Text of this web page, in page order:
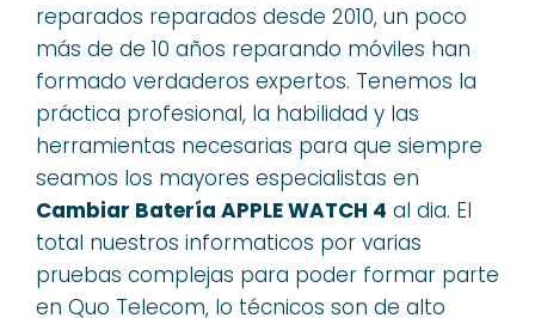
reparados reparados desde 2010, un poco
más de de 10 años reparando móviles han
formado verdaderos expertos. Tenemos la
práctica profesional, la habilidad y las
herramientas necesarias para que siempre
seamos los mayores especialistas en
Cambiar Batería APPLE WATCH 4 al dia. El
total nuestros informaticos por varias
pruebas complejas para poder formar parte
en Quo Telecom, lo técnicos son de alto